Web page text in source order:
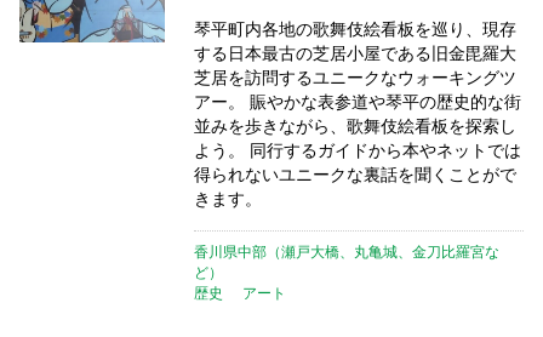
琴平町内各地の歌舞伎絵看板を巡り、現存
する日本最古の芝居小屋である旧金毘羅大
芝居を訪問するユニークなウォーキングツ
アー。 賑やかな表参道や琴平の歴史的な街
並みを歩きながら、歌舞伎絵看板を探索し
よう。 同行するガイドから本やネットでは
得られないユニークな裏話を聞くことがで
きます。
香川県中部（瀬戸大橋、丸亀城、金刀比羅宮な
ど）
歴史
アート